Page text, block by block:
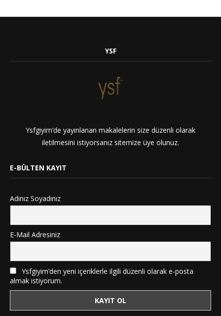
YSF
Ysfgiyim’de yayınlanan makalelerin size düzenli olarak
iletilmesini istiyorsanız sitemize üye olunuz.
E-BÜLTEN KAYIT
Adınız Soyadınız
E-Mail Adresiniz
Ysfgiyim’den yeni içeriklerle ilgili düzenli olarak e-posta
almak istiyorum.